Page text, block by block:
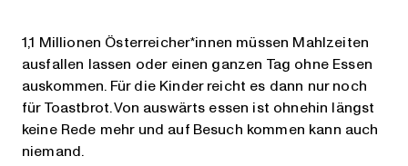
1,1 Millionen Österreicher*innen müssen Mahlzeiten
ausfallen lassen oder einen ganzen Tag ohne Essen
auskommen. Für die Kinder reicht es dann nur noch
für Toastbrot. Von auswärts essen ist ohnehin längst
keine Rede mehr und auf Besuch kommen kann auch
niemand.